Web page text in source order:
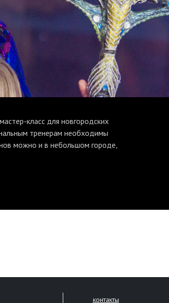
класс для новгородских
тренерам необходимы
можно и в небольшом городе,
контакты